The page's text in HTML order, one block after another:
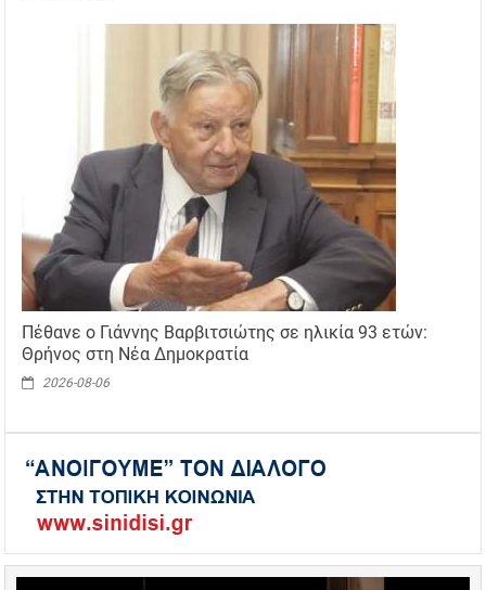
Πέθανε ο Γιάννης Βαρβιτσιώτης σε ηλικία 93 ετών:
Θρήνος στη Νέα Δημοκρατία
2026-08-06